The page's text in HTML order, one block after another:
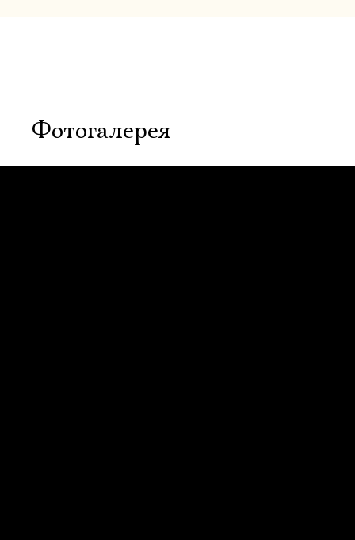
Фотогалерея